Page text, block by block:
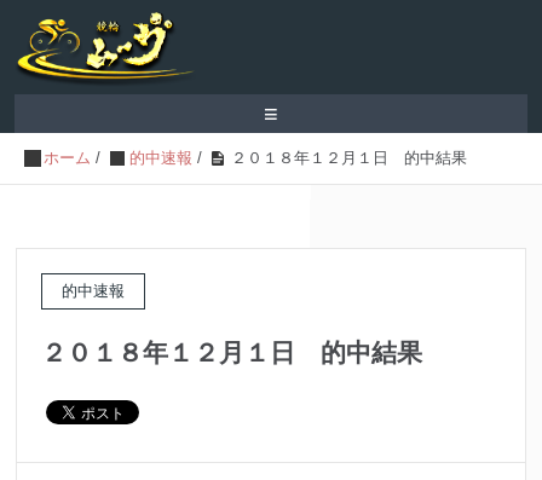
≡
ホーム / 的中速報 / ２０１８年１２月１日 的中結果
的中速報
２０１８年１２月１日 的中結果